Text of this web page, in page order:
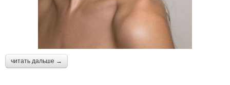
читать дальше →